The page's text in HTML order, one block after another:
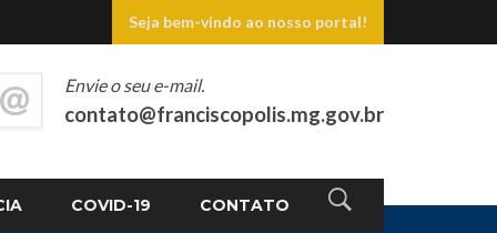
Seja bem-vindo ao nosso portal!
COVID-19 CONTATO
Envie o seu e-mail.
contato@franciscopolis.mg.gov.br